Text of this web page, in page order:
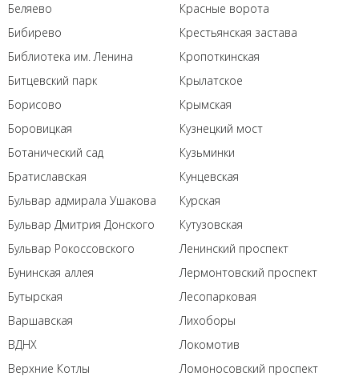
Беляево
Бибирево
Библиотека им. Ленина
Битцевский парк
Борисово
Боровицкая
Ботанический сад
Братиславская
Бульвар адмирала Ушакова
Бульвар Дмитрия Донского
Бульвар Рокоссовского
Бунинская аллея
Бутырская
Варшавская
ВДНХ
Верхние Котлы
Красные ворота
Крестьянская застава
Кропоткинская
Крылатское
Крымская
Кузнецкий мост
Кузьминки
Кунцевская
Курская
Кутузовская
Ленинский проспект
Лермонтовский проспект
Лесопарковая
Лихоборы
Локомотив
Ломоносовский проспект